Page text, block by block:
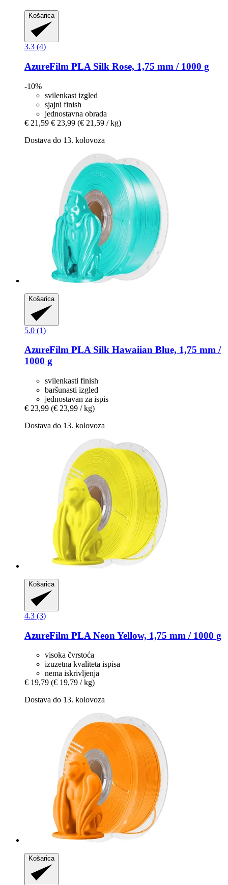
Košarica
3.3 (4)
AzureFilm PLA Silk Rose, 1,75 mm / 1000 g
-10%
svilenkast izgled
sjajni finish
jednostavna obrada
€ 21,59 € 23,99 (€ 21,59 / kg)
Dostava do 13. kolovoza
Košarica
5.0 (1)
AzureFilm PLA Silk Hawaiian Blue, 1,75 mm /
1000 g
svilenkasti finish
baršunasti izgled
jednostavan za ispis
€ 23,99 (€ 23,99 / kg)
Dostava do 13. kolovoza
Košarica
4.3 (3)
AzureFilm PLA Neon Yellow, 1,75 mm / 1000 g
visoka čvrstoća
izuzetna kvaliteta ispisa
nema iskrivljenja
€ 19,79 (€ 19,79 / kg)
Dostava do 13. kolovoza
Košarica